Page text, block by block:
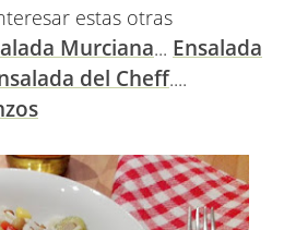
estas otras
Murciana... Ensalada
del Cheff....